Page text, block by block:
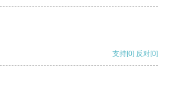
支持[0] 反对[0]